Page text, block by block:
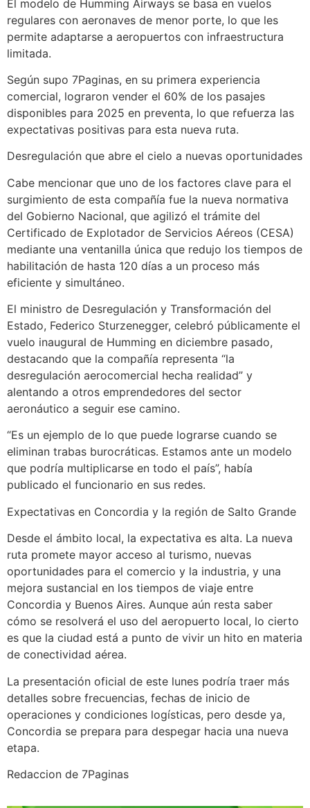
El modelo de Humming Airways se basa en vuelos
regulares con aeronaves de menor porte, lo que les
permite adaptarse a aeropuertos con infraestructura
limitada.
Según supo 7Paginas, en su primera experiencia
comercial, lograron vender el 60% de los pasajes
disponibles para 2025 en preventa, lo que refuerza las
expectativas positivas para esta nueva ruta.
Desregulación que abre el cielo a nuevas oportunidades
Cabe mencionar que uno de los factores clave para el
surgimiento de esta compañía fue la nueva normativa
del Gobierno Nacional, que agilizó el trámite del
Certificado de Explotador de Servicios Aéreos (CESA)
mediante una ventanilla única que redujo los tiempos de
habilitación de hasta 120 días a un proceso más
eficiente y simultáneo.
El ministro de Desregulación y Transformación del
Estado, Federico Sturzenegger, celebró públicamente el
vuelo inaugural de Humming en diciembre pasado,
destacando que la compañía representa “la
desregulación aerocomercial hecha realidad” y
alentando a otros emprendedores del sector
aeronáutico a seguir ese camino.
“Es un ejemplo de lo que puede lograrse cuando se
eliminan trabas burocráticas. Estamos ante un modelo
que podría multiplicarse en todo el país”, había
publicado el funcionario en sus redes.
Expectativas en Concordia y la región de Salto Grande
Desde el ámbito local, la expectativa es alta. La nueva
ruta promete mayor acceso al turismo, nuevas
oportunidades para el comercio y la industria, y una
mejora sustancial en los tiempos de viaje entre
Concordia y Buenos Aires. Aunque aún resta saber
cómo se resolverá el uso del aeropuerto local, lo cierto
es que la ciudad está a punto de vivir un hito en materia
de conectividad aérea.
La presentación oficial de este lunes podría traer más
detalles sobre frecuencias, fechas de inicio de
operaciones y condiciones logísticas, pero desde ya,
Concordia se prepara para despegar hacia una nueva
etapa.
Redaccion de 7Paginas